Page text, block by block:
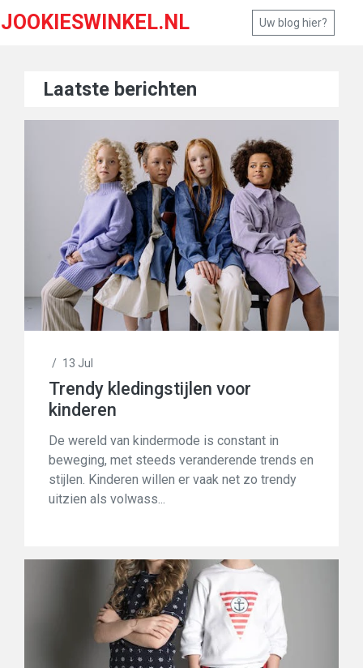
JOOKIESWINKEL.NL Uw blog hier?
Laatste berichten
/ 13 Jul
Trendy kledingstijlen voor
kinderen
De wereld van kindermode is constant in
beweging, met steeds veranderende trends en
stijlen. Kinderen willen er vaak net zo trendy
uitzien als volwass...